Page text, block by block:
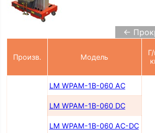
←
Произв. Модель
LM WPAM-1B-060 AC
LM WPAM-1B-060 DC
LM WPAM-1B-060 AC-DC